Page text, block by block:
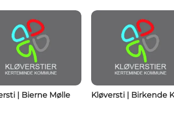
| Bierne Mølle Kløversti | Birkende